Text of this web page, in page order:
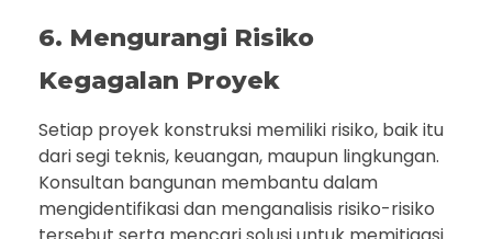
6. Mengurangi Risiko
Kegagalan Proyek
Setiap proyek konstruksi memiliki risiko, baik itu
dari segi teknis, keuangan, maupun lingkungan.
Konsultan bangunan membantu dalam
mengidentifikasi dan menganalisis risiko-risiko